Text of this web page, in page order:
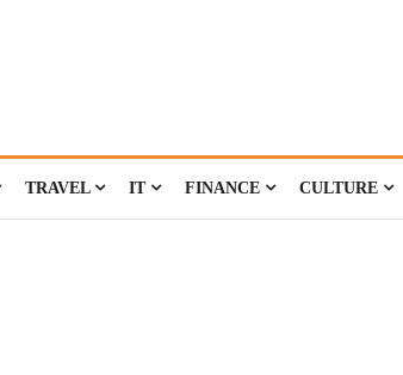
TRAVEL IT FINANCE CULTURE